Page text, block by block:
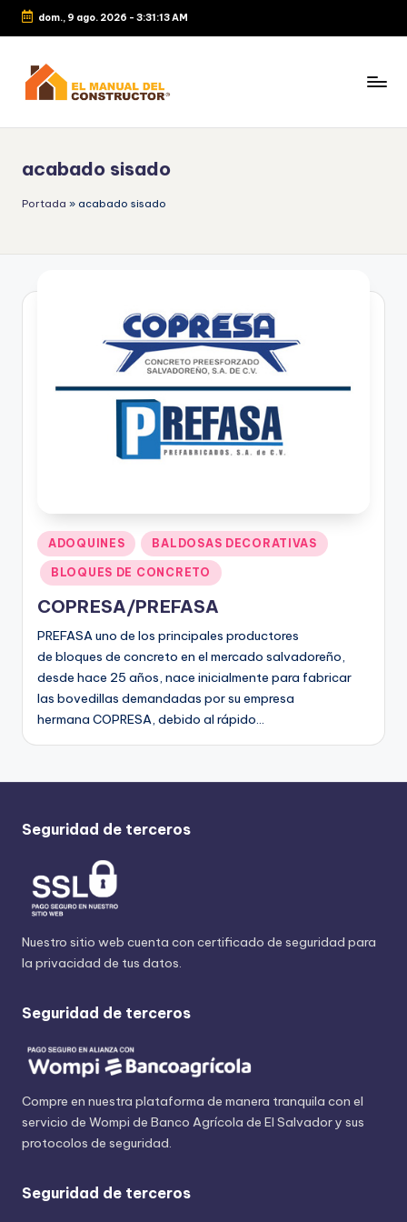
dom., 9 ago. 2026 - 3:31:13 AM
acabado sisado
Portada » acabado sisado
ADOQUINES BALDOSAS DECORATIVAS
BLOQUES DE CONCRETO
COPRESA/PREFASA
PREFASA uno de los principales productores
de bloques de concreto en el mercado salvadoreño,
desde hace 25 años, nace inicialmente para fabricar
las bovedillas demandadas por su empresa
hermana COPRESA, debido al rápido…
Seguridad de terceros
Nuestro sitio web cuenta con certificado de seguridad para
la privacidad de tus datos.
Seguridad de terceros
Compre en nuestra plataforma de manera tranquila con el
servicio de Wompi de Banco Agrícola de El Salvador y sus
protocolos de seguridad.
Seguridad de terceros